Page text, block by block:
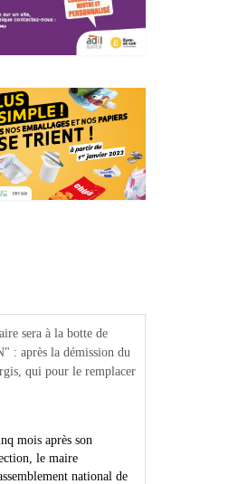
sera à la botte de
: après la démission du
qui pour le remplacer
mois après son
le maire
national de